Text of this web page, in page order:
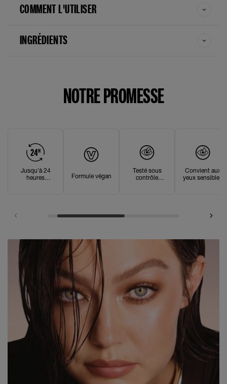
COMMENT L'UTILISER
INGRÉDIENTS
NOTRE PROMESSE
Jusqu'à 24
heures
Formule végan
Testé sous
contrôle
Convient aux
yeux sensibles